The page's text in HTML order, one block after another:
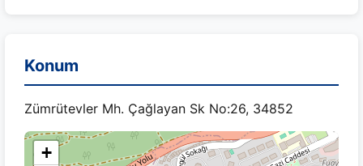
Konum
Zümrütevler Mh. Çağlayan Sk No:26, 34852
+